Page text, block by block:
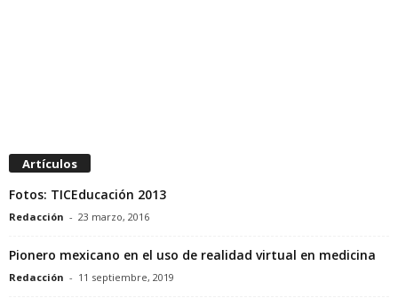
Artículos
Fotos: TICEducación 2013
Redacción - 23 marzo, 2016
Pionero mexicano en el uso de realidad virtual en medicina
Redacción - 11 septiembre, 2019